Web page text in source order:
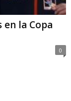
en la Copa
0